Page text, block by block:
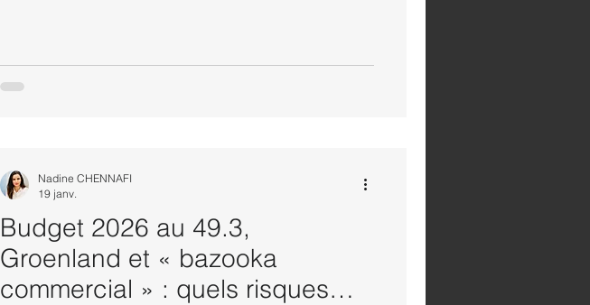
Budget 2026 au 49.3,
Groenland et « bazooka
commercial » : quels risques
Nadine CHENNAFI
19 janv.